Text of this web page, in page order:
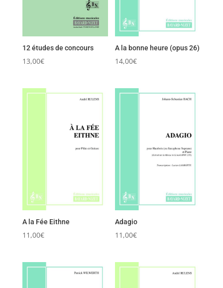
12 études de concours
13,00€
A la bonne heure (opus 26)
14,00€
A la Fée Eithne
11,00€
Adagio
11,00€